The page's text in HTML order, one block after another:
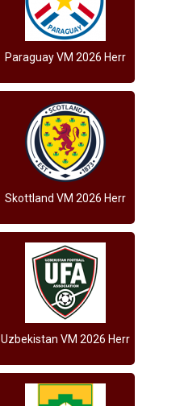
Paraguay VM 2026 Herr
Skottland VM 2026 Herr
Uzbekistan VM 2026 Herr